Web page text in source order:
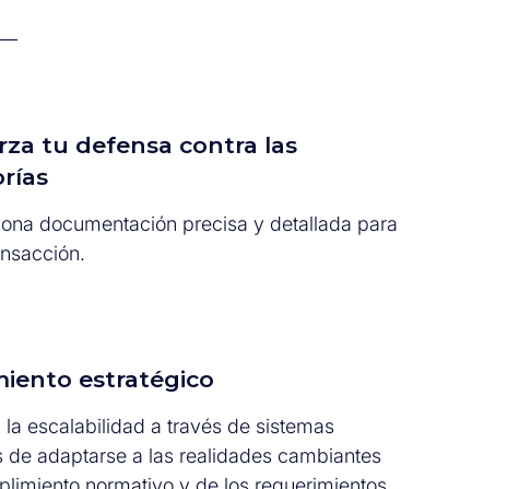
tu defensa contra las
documentación precisa y detallada para
estratégico
la escalabilidad a través de sistemas
de adaptarse a las realidades cambiantes